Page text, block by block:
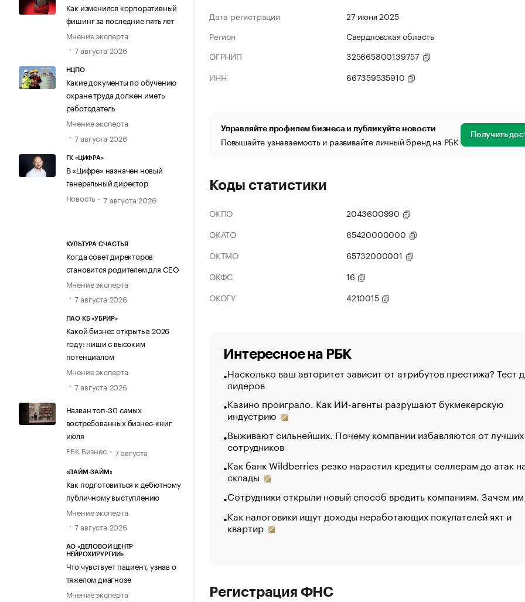
Как изменился корпоративный
фишинг за последние пять лет
Мнение эксперта
7 августа 2026
НЦПО
Какие документы по обучению
охране труда должен иметь
работодатель
Мнение эксперта
7 августа 2026
ГК «ЦИФРА»
В «Цифре» назначен новый
генеральный директор
Новость
7 августа 2026
КУЛЬТУРА СЧАСТЬЯ
Когда совет директоров
становится родителем для CEO
Мнение эксперта
7 августа 2026
ПАО КБ «УБРИР»
Какой бизнес открыть в 2026
году: ниши с высоким
потенциалом
Мнение эксперта
7 августа 2026
Назван топ-30 самых
востребованных бизнес-книг
июля
РБК Бизнес
7 августа
«ЛАЙМ-ЗАЙМ»
Как подготовиться к дебютному
публичному выступлению
Мнение эксперта
7 августа 2026
АО «ДЕЛОВОЙ ЦЕНТР
НЕЙРОХИРУРГИИ»
Что чувствует пациент, узнав о
тяжелом диагнозе
Мнение эксперта
Дата регистрации
27 июня 2025
Регион
Свердловская область
ОГРНИП
325665800139757
ИНН
667359535910
Управляйте профилем бизнеса и публикуйте новости
Повышайте узнаваемость и развивайте личный бренд на РБК Получить
Коды статистики
ОКПО
2043600990
ОКАТО
65420000000
ОКТМО
65732000001
ОКФС
16
ОКОГУ
4210015
Интересное на РБК
Насколько ваш авторитет зависит от атрибутов престижа? Тест
лидеров
Казино проиграло. Как ИИ-агенты разрушают букмекерскую
индустрию
Выживают сильнейших. Почему компании избавляются от лучших
сотрудников
Как банк Wildberries резко нарастил кредиты селлерам до атак
склады
Сотрудники открыли новый способ вредить компаниям. Зачем
Как налоговики ищут доходы неработающих покупателей яхт и
квартир
Регистрация ФНС